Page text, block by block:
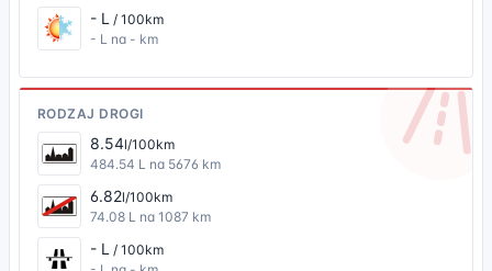
- L / 100km
- L na - km
RODZAJ DROGI
8.54l/100km
484.54 L na 5676 km
6.82l/100km
74.08 L na 1087 km
- L / 100km